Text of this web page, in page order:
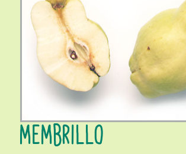
MEMBRILLO